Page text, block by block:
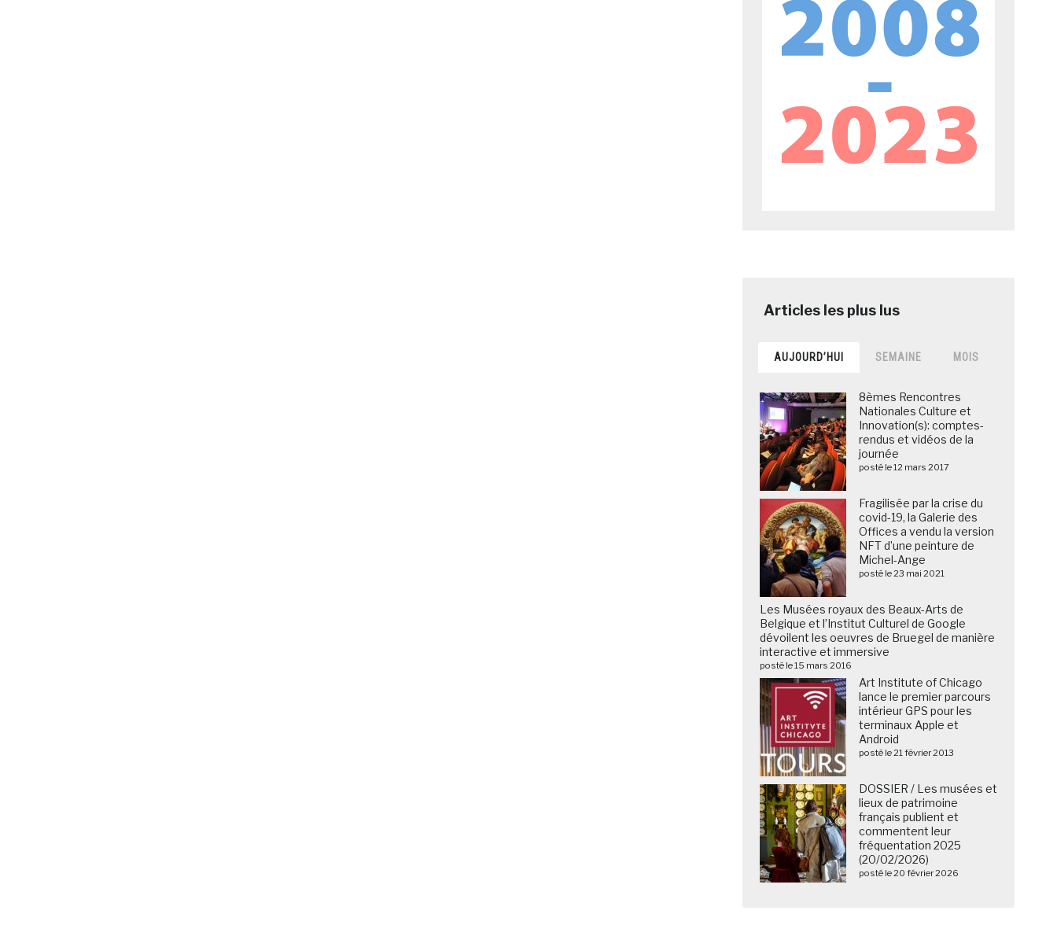
AUJOURD’HUI SEMAINE MOIS
8èmes Rencontres
Nationales Culture et
Innovation(s): comptes-
rendus et vidéos de la
journée
posté le 12 mars 2017
Fragilisée par la crise du
covid-19, la Galerie des
Offices a vendu la version
NFT d’une peinture de
Michel-Ange
posté le 23 mai 2021
Les Musées royaux des Beaux-Arts de
Belgique et l’Institut Culturel de Google
dévoilent les oeuvres de Bruegel de manière
interactive et immersive
posté le 15 mars 2016
Art Institute of Chicago
lance le premier parcours
intérieur GPS pour les
terminaux Apple et
Android
posté le 21 février 2013
DOSSIER / Les musées et
lieux de patrimoine
français publient et
commentent leur
fréquentation 2025
(20/02/2026)
posté le 20 février 2026